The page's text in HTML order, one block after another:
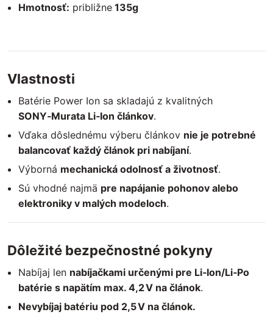
Hmotnosť: približne 135g
Vlastnosti
Batérie Power Ion sa skladajú z kvalitných
SONY‑Murata Li‑Ion článkov.
Vďaka dôslednému výberu článkov nie je potrebné
balancovať každý článok pri nabíjaní.
Výborná mechanická odolnosť a životnosť.
Sú vhodné najmä pre napájanie pohonov alebo
elektroniky v malých modeloch.
Dôležité bezpečnostné pokyny
Nabíjaj len nabíjačkami určenými pre Li‑Ion/Li‑Po
batérie s napätím max. 4,2 V na článok.
Nevybíjaj batériu pod 2,5 V na článok.